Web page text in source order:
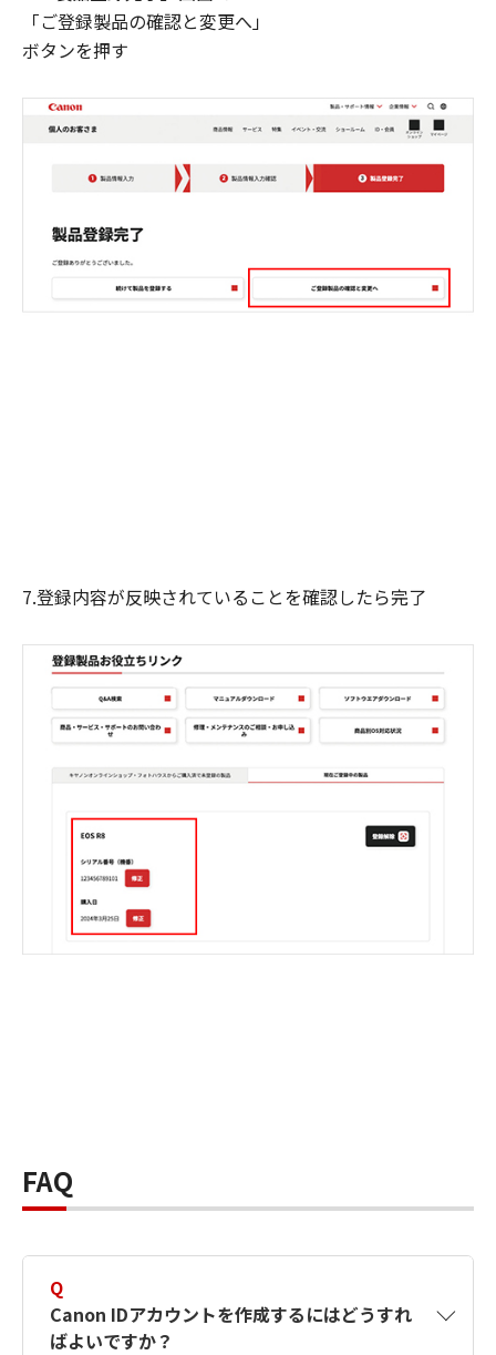
「ご登録製品の確認と変更へ」
ボタンを押す
7.登録内容が反映されていることを確認したら完了
FAQ
Q
Canon IDアカウントを作成するにはどうすれ
ばよいですか？